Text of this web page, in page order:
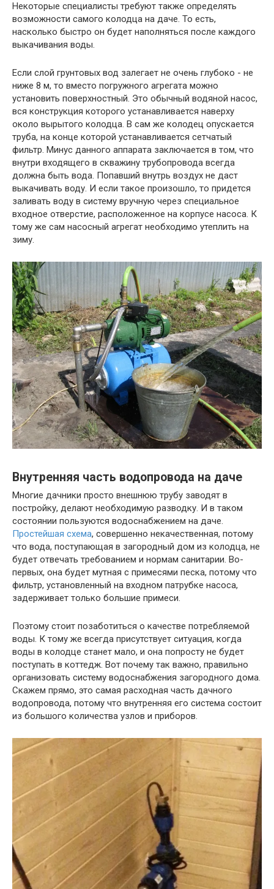
Некоторые специалисты требуют также определять
возможности самого колодца на даче. То есть,
насколько быстро он будет наполняться после каждого
выкачивания воды.
Если слой грунтовых вод залегает не очень глубоко - не
ниже 8 м, то вместо погружного агрегата можно
установить поверхностный. Это обычный водяной насос,
вся конструкция которого устанавливается наверху
около вырытого колодца. В сам же колодец опускается
труба, на конце которой устанавливается сетчатый
фильтр. Минус данного аппарата заключается в том, что
внутри входящего в скважину трубопровода всегда
должна быть вода. Попавший внутрь воздух не даст
выкачивать воду. И если такое произошло, то придется
заливать воду в систему вручную через специальное
входное отверстие, расположенное на корпусе насоса. К
тому же сам насосный агрегат необходимо утеплить на
зиму.
Внутренняя часть водопровода на даче
Многие дачники просто внешнюю трубу заводят в
постройку, делают необходимую разводку. И в таком
состоянии пользуются водоснабжением на даче.
Простейшая схема, совершенно некачественная, потому
что вода, поступающая в загородный дом из колодца, не
будет отвечать требованием и нормам санитарии. Во-
первых, она будет мутная с примесями песка, потому что
фильтр, установленный на входном патрубке насоса,
задерживает только большие примеси.
Поэтому стоит позаботиться о качестве потребляемой
воды. К тому же всегда присутствует ситуация, когда
воды в колодце станет мало, и она попросту не будет
поступать в коттедж. Вот почему так важно, правильно
организовать систему водоснабжения загородного дома.
Скажем прямо, это самая расходная часть дачного
водопровода, потому что внутренняя его система состоит
из большого количества узлов и приборов.